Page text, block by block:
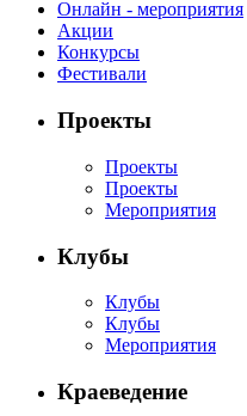
Онлайн - мероприятия
Акции
Конкурсы
Фестивали
Проекты
Проекты
Проекты
Мероприятия
Клубы
Клубы
Клубы
Мероприятия
Краеведение